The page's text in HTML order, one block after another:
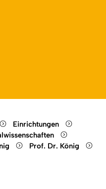
Einrichtungen
Prof. Dr. König